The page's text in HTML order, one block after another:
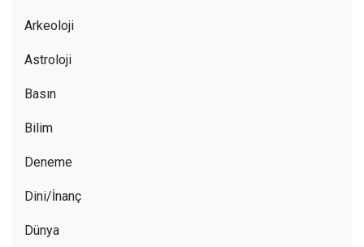
Arkeoloji
Astroloji
Basın
Bilim
Deneme
Dini/İnanç
Dünya